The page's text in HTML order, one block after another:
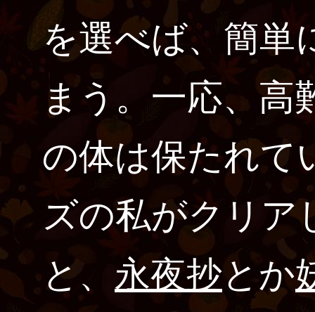
を選べば、簡単
まう。一応、高
の体は保たれて
ズの私がクリア
と、 永夜抄とか